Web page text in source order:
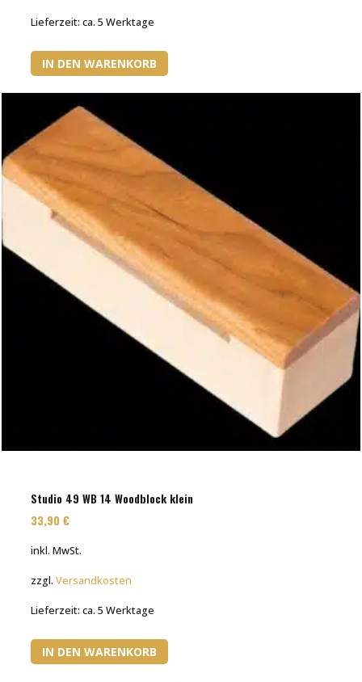
Lieferzeit:ca. 5 Werktage
IN DEN WARENKORB
Studio 49 WB 14 Woodblock klein
33,90€
inkl. MwSt.
zzgl.Versandkosten
Lieferzeit:ca. 5 Werktage
IN DEN WARENKORB